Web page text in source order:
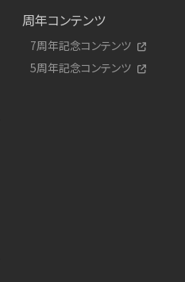
周年コンテンツ
7周年記念コンテンツ
5周年記念コンテンツ